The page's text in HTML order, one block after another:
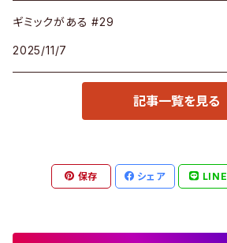
ERCOL / アーコール
FrancFranc / フランフラン
CELINE / セリーヌ
KOSTA BODA / コスタ ボダ
KOSTA BODA / コスタボダ
ギミックがある #29
2025/11/7
記事一覧を見る
保存 シェア LINE